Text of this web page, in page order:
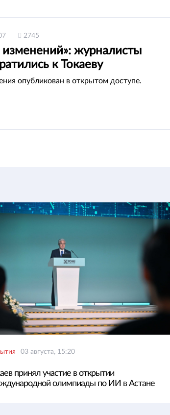
2745
изменений»: журналисты
к Токаеву
опубликован в открытом доступе.
03 августа, 15:20
принял участие в открытии
олимпиады по ИИ в Астане